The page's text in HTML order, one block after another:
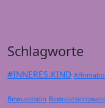
Schlagworte
#INNERES.KIND
Bewusstsein